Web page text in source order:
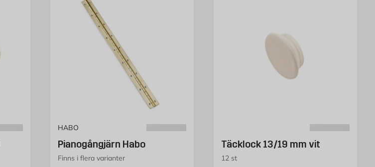
HABO
Pianogångjärn Habo
Finns i flera varianter
Täcklock 13/19 mm vit
12 st